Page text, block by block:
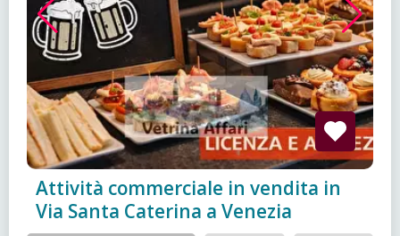
Attività commerciale in vendita in
Via Santa Caterina a Venezia